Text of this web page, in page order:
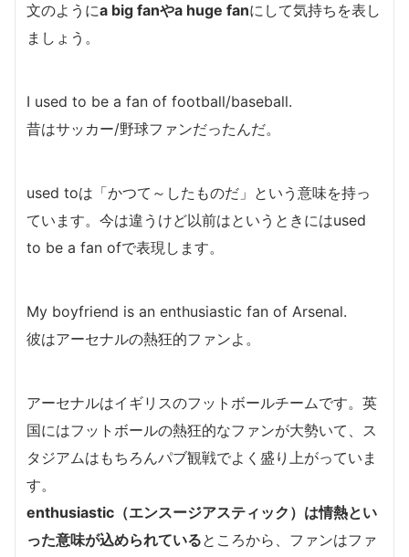
文のようにa big fanやa huge fanにして気持ちを表し
ましょう。
I used to be a fan of football/baseball.
昔はサッカー/野球ファンだったんだ。
used toは「かつて～したものだ」という意味を持っ
ています。今は違うけど以前はというときにはused
to be a fan ofで表現します。
My boyfriend is an enthusiastic fan of Arsenal.
彼はアーセナルの熱狂的ファンよ。
アーセナルはイギリスのフットボールチームです。英
国にはフットボールの熱狂的なファンが大勢いて、ス
タジアムはもちろんパブ観戦でよく盛り上がっていま
す。
enthusiastic（エンスージアスティック）は情熱とい
った意味が込められているところから、ファンはファ